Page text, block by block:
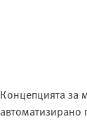
Концепцията за
автоматизирано